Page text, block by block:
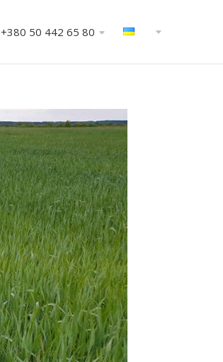
+380 50 442 65 80